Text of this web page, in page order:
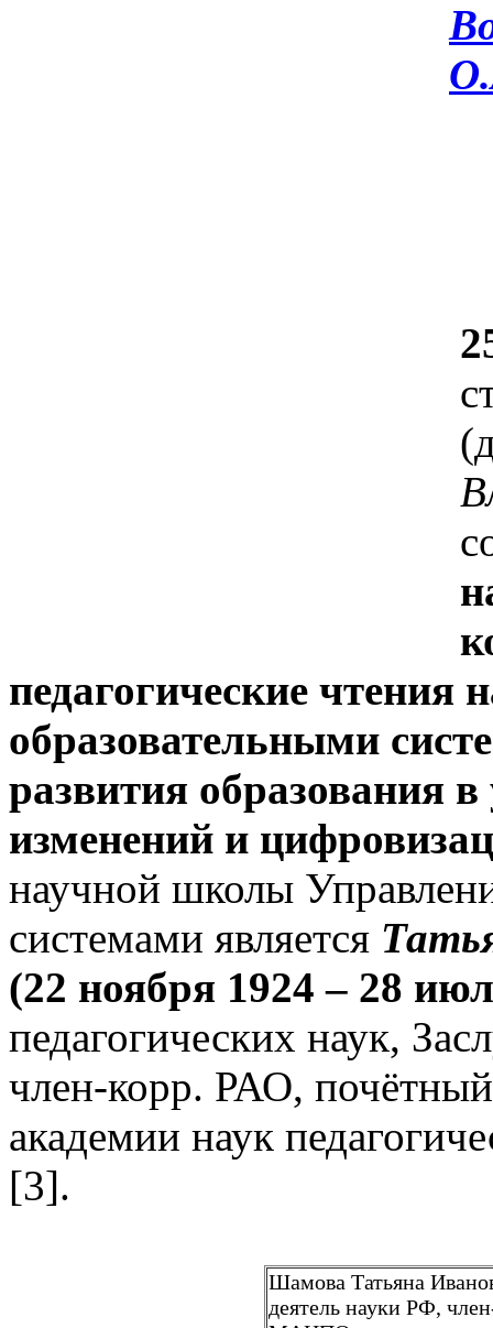
педагогические
образовательными
развития образования
изменений и
научной школы
системами является
(22 ноября 1924 – 28
педагогических наук,
член-корр. РАО,
академии наук
[3].
Шамова Татьяна
деятель науки РФ,